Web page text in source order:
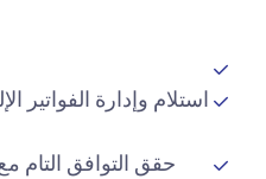
استلام وإدارة الفواتير